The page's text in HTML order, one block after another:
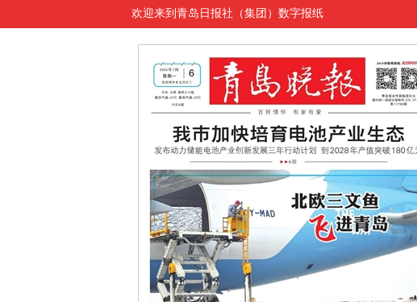
欢迎来到青岛日报社（集团）数字报纸